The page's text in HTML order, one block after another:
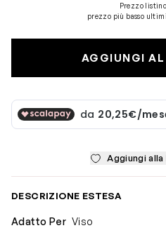
Prezzo
prezzo più basso
AGGIUNGI AL
Aggiungi
DESCRIZIONE ESTESA
Adatto Per Viso